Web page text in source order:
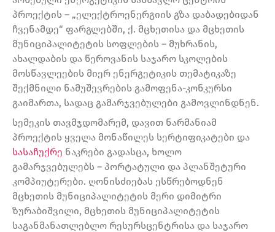
პროექტის – „ელექტროენერგიის გზა დაბადებიდან
ჩვენამდე“ ფარგლებში, ქ. მცხეთისა და მცხეთის
მუნიციპალიტეტის სოფლების – მუხრანის,
ახალდაბის და წეროვანის საჯარო სკოლების
მოსწავლეების მიერ ენერგეტიკის თემატიკაზე
შექმნილი ნამუშევრების გამოფენა-კონკურსი
გაიმართა, სადაც გამარჯვებულები გამოვლინდნენ.
სემეკის თავმჯდომარემ, დავით ნარმანიამ
პროექტის ყველა მონაწილეს სერტიფიკატები და
სასაჩუქრე ნაკრები გადასცა, ხოლო
გამარჯვებულებს – პორტატული და პლანშეტური
კომპიუტერები. ღონისძიებას ესწრებოდნენ
მცხეთის მუნიციპალიტეტის მერი დიმიტრი
ზურაბიშვილი, მცხეთის მუნიციპალიტეტის
საგანმანათლებლო რესურსცენტრისა და საჯარო